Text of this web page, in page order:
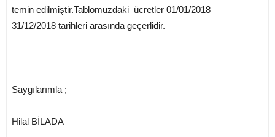
temin edilmiştir.Tablomuzdaki ücretler 01/01/2018 –
31/12/2018 tarihleri arasında geçerlidir.
Saygılarımla ;
Hilal BİLADA